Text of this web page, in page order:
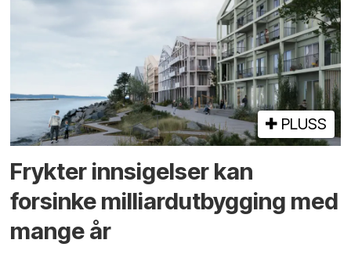
PLUSS
Frykter innsigelser kan
forsinke milliard­utbygging med
mange år